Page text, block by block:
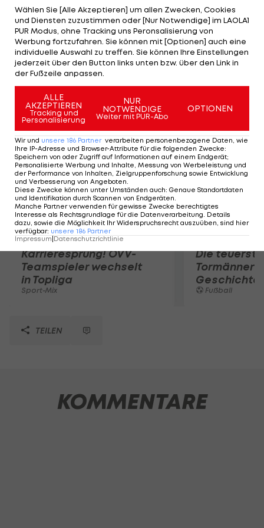
Sommer ablösefrei von Olympique Marseille zu
Italiens Vizemeister, konnte sich dort aber nicht
durchsetzen und wurde im Winter an die Queens
Park Rangers verliehen. Der Nigerianer befindet
sich bereits in Kiew und muss nur noch den
medizinischen Check absolvieren.
Mehr zum Thema
Karrieresprung! ÖVV-
Teamspieler wechselt
in Topliga
Sport-Mix
Die
Tormänner
Geschichte
Fußball
TEILEN
KOMMENTARE
Wählen Sie [Alle Akzeptieren] um allen Zwecken, Cookies
und Diensten zuzustimmen oder [Nur Notwendige] im LAOLA1
PUR Modus, ohne Tracking uns Peronsalisierung von
Werbung fortzufahren. Sie können mit [Optionen] auch eine
individuelle Auswahl zu treffen. Sie können Ihre Einstellungen
jederzeit über den Button links unten bzw. über den Link in
der Fußzeile anpassen.
ALLE
AKZEPTIEREN
Tracking und
Personalisierung
NUR
NOTWENDIGE
Weiter mit PUR-Abo
OPTIONEN
Wir und unsere 186 Partner verarbeiten personenbezogene Daten, wie
Ihre IP-Adresse und Browser-Attribute für die folgenden Zwecke:
Speichern von oder Zugriff auf Informationen auf einem Endgerät;
Personalisierte Werbung und Inhalte, Messung von Werbeleistung und
der Performance von Inhalten, Zielgruppenforschung sowie Entwicklung
und Verbesserung von Angeboten.
Diese Zwecke können unter Umständen auch: Genaue Standortdaten
und Identifikation durch Scannen von Endgeräten.
Manche Partner verwenden für gewisse Zwecke berechtigtes
Interesse als Rechtsgrundlage für die Datenverarbeitung. Details
dazu, sowie die Möglichkeit Ihr Widerspruchsrecht auszuüben, sind hier
verfügbar: unsere 186 Partner
Impressum Datenschutzrichtlinie